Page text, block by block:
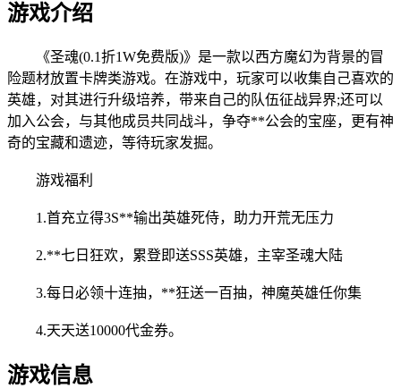
游戏介绍
《圣魂(0.1折1W免费版)》是一款以西方魔幻为背景的冒
险题材放置卡牌类游戏。在游戏中，玩家可以收集自己喜欢的
英雄，对其进行升级培养，带来自己的队伍征战异界;还可以
加入公会，与其他成员共同战斗，争夺**公会的宝座，更有神
奇的宝藏和遗迹，等待玩家发掘。
游戏福利
1.首充立得3S**输出英雄死侍，助力开荒无压力
2.**七日狂欢，累登即送SSS英雄，主宰圣魂大陆
3.每日必领十连抽，**狂送一百抽，神魔英雄任你集
4.天天送10000代金券。
游戏信息